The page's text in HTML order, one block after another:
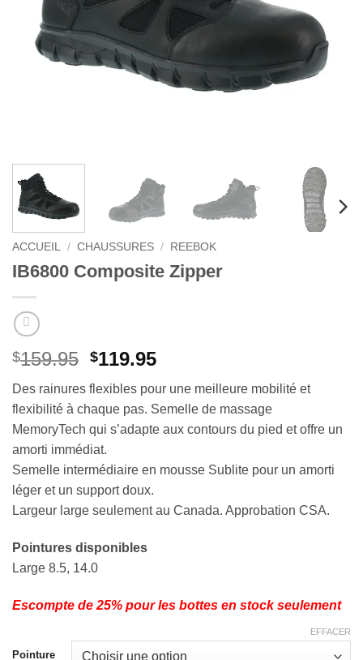
ACCUEIL / CHAUSSURES / REEBOK
IB6800 Composite Zipper
$159.95 Le
initial
était :
$159.95.
$119.95Le
actuel
est :
$119.95.
Des rainures flexibles pour une meilleure mobilité et
flexibilité à chaque pas. Semelle de massage
MemoryTech qui s’adapte aux contours du pied et offre un
amorti immédiat.
Semelle intermédiaire en mousse Sublite pour un amorti
léger et un support doux.
Largeur large seulement au Canada. Approbation CSA.
Pointures disponibles
Large 8.5, 14.0
Escompte de 25% pour les bottes en stock seulement
Pointure
EFFACER